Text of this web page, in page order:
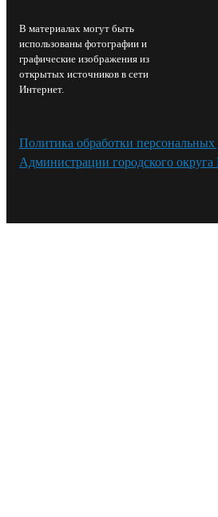
В материалах могут быть
использованы фотографии и
графические изображения из
открытых источников в сети
Интернет.
Политика обработки
Администрации городского округа